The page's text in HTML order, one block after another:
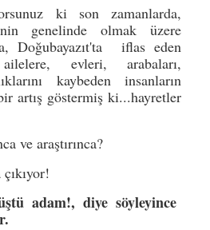
ki son zamanlarda,
genelinde olmak üzere
Doğubayazıt'ta iflas eden
evleri, arabaları,
kaybeden insanların
artış göstermiş ki...hayretler
ve araştırınca?
adam!, diye söyleyince